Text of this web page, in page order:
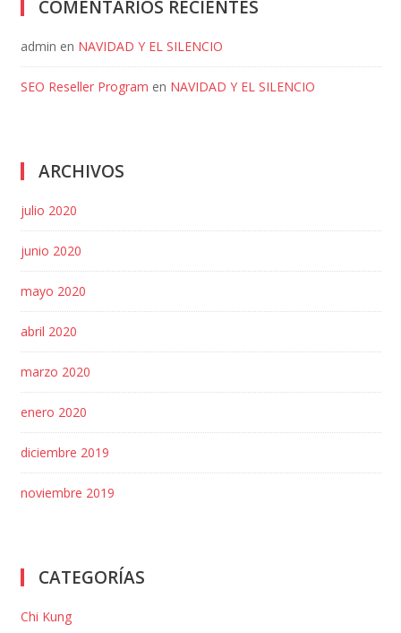
COMENTARIOS RECIENTES
admin en NAVIDAD Y EL SILENCIO
SEO Reseller Program en NAVIDAD Y EL SILENCIO
ARCHIVOS
julio 2020
junio 2020
mayo 2020
abril 2020
marzo 2020
enero 2020
diciembre 2019
noviembre 2019
CATEGORÍAS
Chi Kung